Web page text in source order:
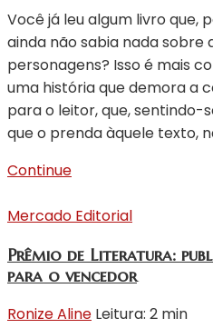
Você já leu algum livro que,
ainda não sabia nada sobre
personagens? Isso é mais
uma história que demora a
para o leitor, que, sentindo-
que o prenda àquele texto,
Continue
Mercado Editorial
Prêmio de Literatura:
para o vencedor
Ronize Aline Leitura: 2 min